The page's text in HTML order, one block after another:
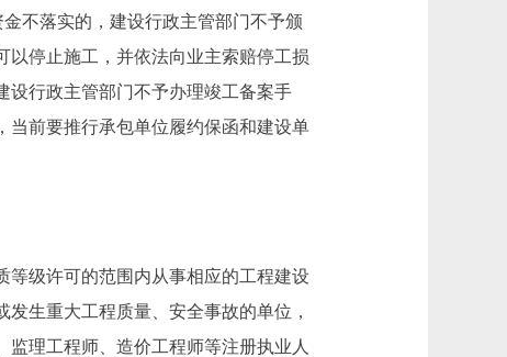
不落实的，建设行政主管部门不予颁
以停止施工，并依法向业主索赔停工损
设行政主管部门不予办理竣工备案手
当前要推行承包单位履约保函和建设单
级许可的范围内从事相应的工程建设
生重大工程质量、安全事故的单位，
理工程师、造价工程师等注册执业人